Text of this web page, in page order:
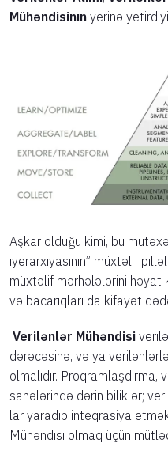
Mühəndisinın yerinə
Aşkar olduğu kimi, bu
iyerarxiyasının” müxtəlif
müxtəlif mərhələlərini həyat
və bacarıqları da kifayət
Verilənlər Mühəndisi
dərəcəsinə, və ya
olmalıdır.
sahələrində dərin biliklər;
lar yaradıb inteqrasiya
Mühəndisi olmaq üçün